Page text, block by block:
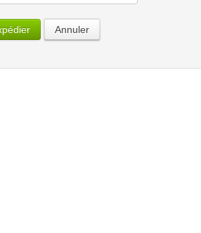
Annuler